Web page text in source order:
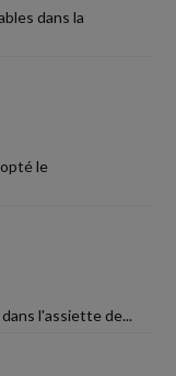
dans la
le
l'assiette de...